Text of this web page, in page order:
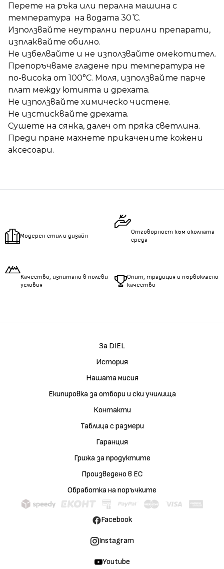
Перете на ръка или перална машина с
температура на водата 30 ̊С.
Използвайте неутрални перилни препарати,
изплаквайте обилно.
Не избелвайте и не използвайте омекотител.
Препоръчваме гладене при температура не
по-висока от 100°C. Моля, използвайте парче
плат между ютията и дрехата.
Не използвайте химическо чистене.
Не изстисквайте дрехата.
Сушете на сянка, далеч от пряка светлина.
Преди пране махнете прикачените кожени
аксесоари.
Модерен стил и дизайн
Отговорност към околната
среда
Качество, изпитано в полеви
условия
Опит, традиция и първокласно
качество
За DIEL
История
Нашата мисия
Екипировка за отбори и ски училища
Контакти
Таблица с размери
Гаранция
Грижа за продуктите
Произведено в ЕС
Обработка на поръчките
Facebook
Instagram
Youtube